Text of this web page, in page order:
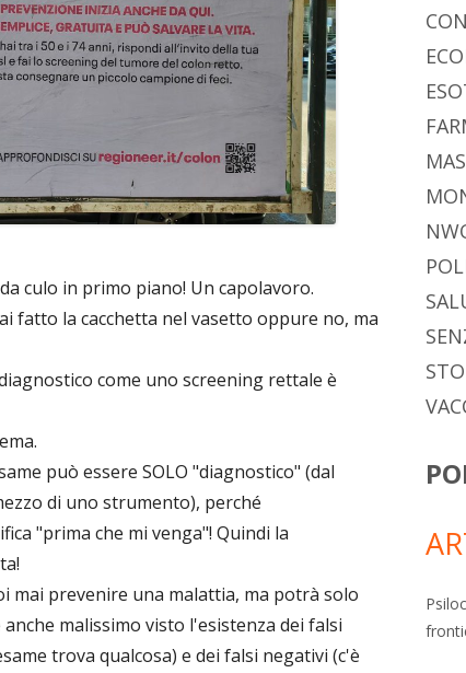
culo in primo piano! Un capolavoro.
fatto la cacchetta nel vasetto oppure no, ma
come uno screening rettale è
può essere SOLO "diagnostico" (dal
di uno strumento), perché
"prima che mi venga"! Quindi la
mai prevenire una malattia, ma potrà solo
malissimo visto l'esistenza dei falsi
trova qualcosa) e dei falsi negativi (c'è